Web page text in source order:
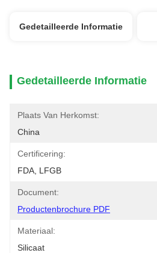
Gedetailleerde Informatie
Gedetailleerde Informatie
Plaats Van Herkomst:
China
Certificering:
FDA, LFGB
Document:
Productenbrochure PDF
Materiaal:
Silicaat